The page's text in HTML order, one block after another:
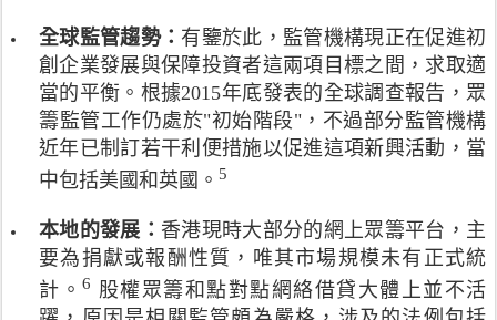
億
美
元
(
1
1
港
元
)
急
成
，
並
獲
公
認
為
制
定
證
券
業
全
估
計
，
初
創
企
開
始
營
運
後
全球監管趨勢： 有鑒於此，監管機構現正在促進初
創企業發展與保障投資者這兩項目標之間，求取適
當的平衡。根據2015年底發表的全球調查報告，眾
籌監管工作仍處於"初始階段"，不過部分監管機構
近年已制訂若干利便措施以促進這項新興活動，當
中包括美國和英國。 5
符
號
代
表
請
本地的發展： 香港現時大部分的網上眾籌平台，主
要為捐獻或報酬性質，唯其市場規模未有正式統
計。 6 註
釋
股權眾籌和點對點網絡借貸大體上並不活